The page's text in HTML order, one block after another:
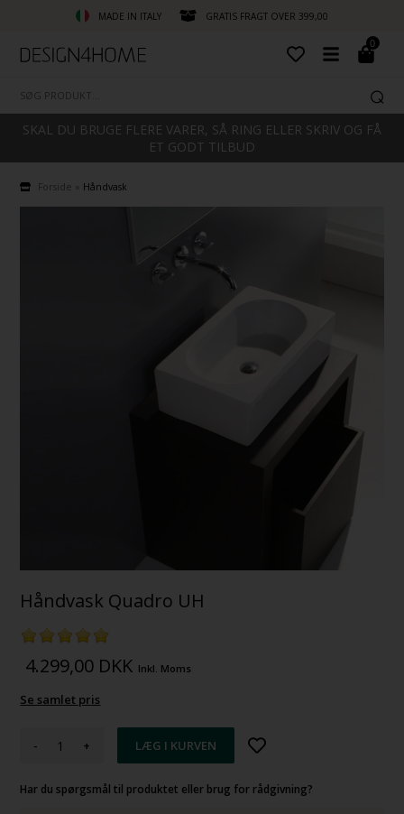
MADE IN ITALY GRATIS FRAGT OVER 399,00
0
SKAL DU BRUGE FLERE VARER, SÅ RING ELLER SKRIV OG FÅ
ET GODT TILBUD
Forside Håndvask
Håndvask Quadro UH
4.299,00 DKK Inkl. Moms
Se samlet pris
- +
Har du spørgsmål til produktet eller brug for rådgivning?